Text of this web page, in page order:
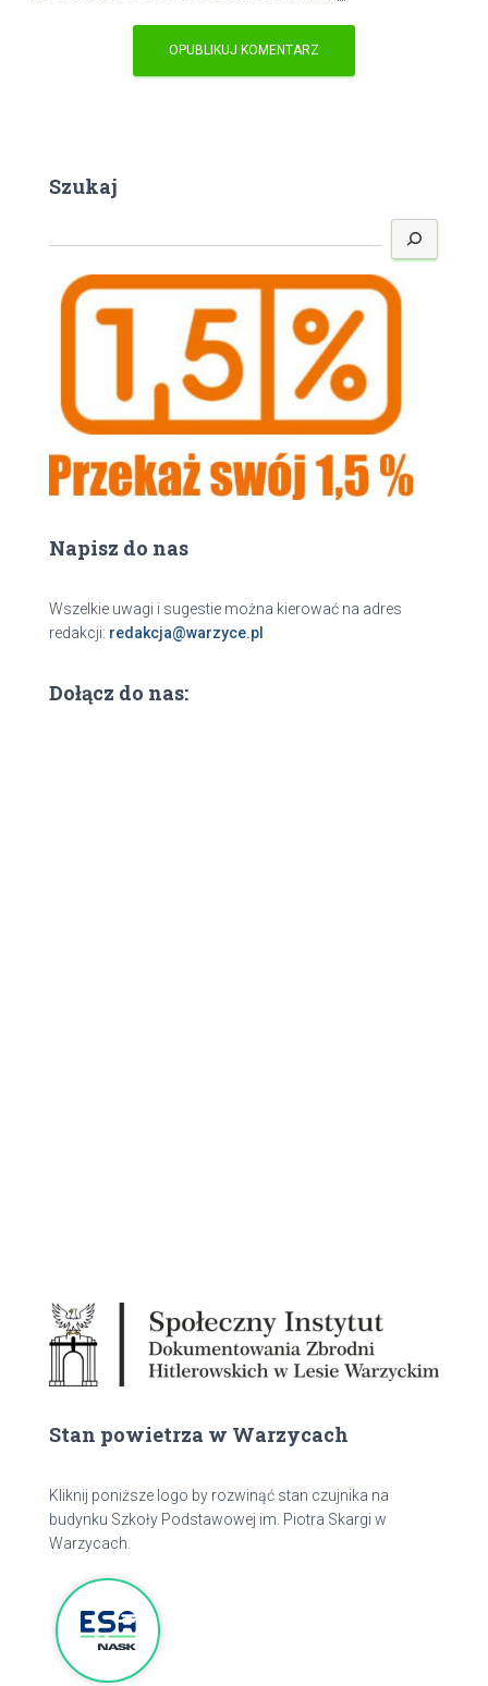
Szukaj
z
Napisz do nas
Wszelkie uwagi i sugestie można kierować na adres
redakcji: redakcja@warzyce.pl
Dołącz do nas:
Stan powietrza w Warzycach
Kliknij poniższe logo by rozwinąć stan czujnika na
budynku Szkoły Podstawowej im. Piotra Skargi w
Warzycach.